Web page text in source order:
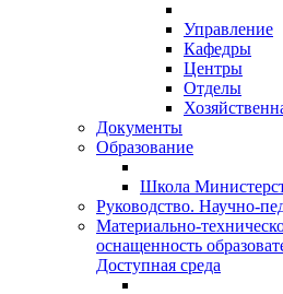
Управление
Кафедры
Центры
Отделы
Документы
Образование
Школа
Руководство. Научно-
Материально-
оснащенность
Доступная среда